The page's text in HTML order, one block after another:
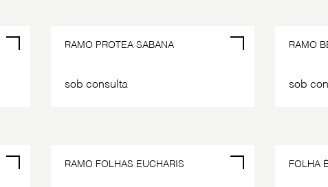
RAMO PROTEA SABANA
sob consulta
RAMO
sob
RAMO FOLHAS EUCHARIS FOLHA